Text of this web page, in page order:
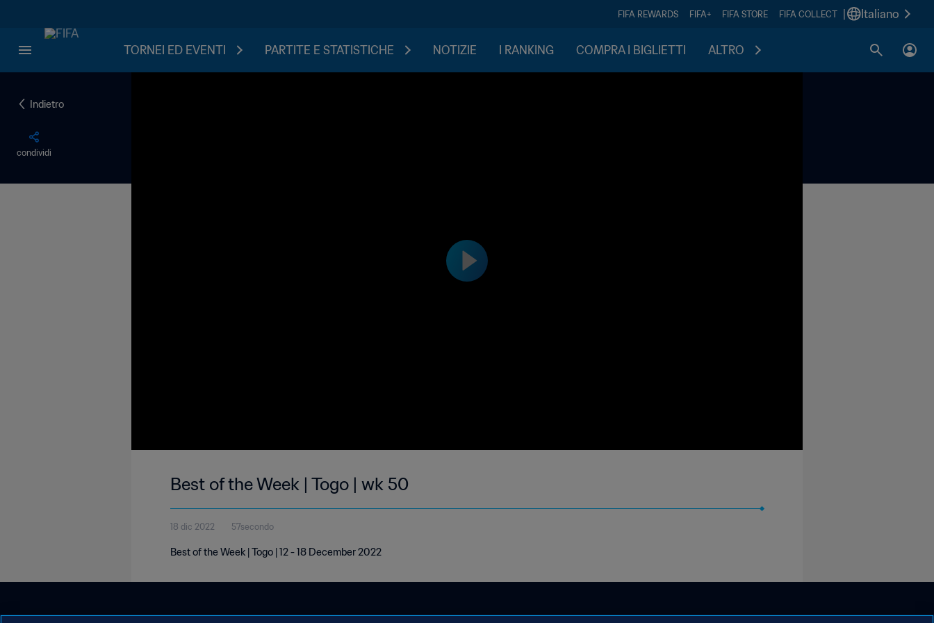
FIFA REWARDS FIFA+ FIFA STORE FIFA COLLECT Italiano
TORNEI ED EVENTI PARTITE E STATISTICHE NOTIZIE I RANKING COMPRA I BIGLIETTI ALTRO
Indietro
condividi
Best of the Week | Togo | wk 50
18 dic 2022 57secondo
Best of the Week | Togo | 12 - 18 December 2022